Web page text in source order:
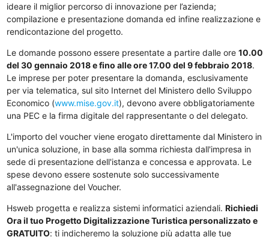
ideare il miglior percorso di innovazione per l’azienda;
compilazione e presentazione domanda ed infine realizzazione e
rendicontazione del progetto.
Le domande possono essere presentate a partire dalle ore 10.00
del 30 gennaio 2018 e fino alle ore 17.00 del 9 febbraio 2018.
Le imprese per poter presentare la domanda, esclusivamente
per via telematica, sul sito Internet del Ministero dello Sviluppo
Economico (www.mise.gov.it), devono avere obbligatoriamente
una PEC e la firma digitale del rappresentante o del delegato.
L'importo del voucher viene erogato direttamente dal Ministero in
un'unica soluzione, in base alla somma richiesta dall'impresa in
sede di presentazione dell'istanza e concessa e approvata. Le
spese devono essere sostenute solo successivamente
all'assegnazione del Voucher.
Hsweb progetta e realizza sistemi informatici aziendali. Richiedi
Ora il tuo Progetto Digitalizzazione Turistica personalizzato e
GRATUITO: ti indicheremo la soluzione più adatta alle tue